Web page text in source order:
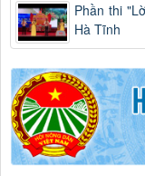
Phần thi
Hà Tĩnh